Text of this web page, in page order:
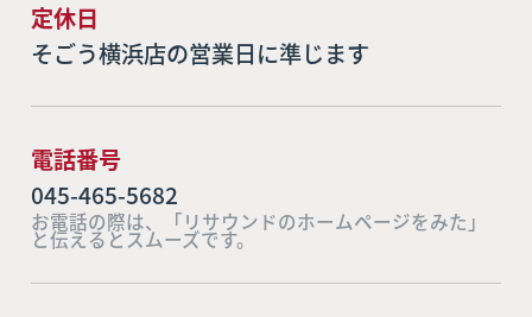
定休日
そごう横浜店の営業日に準じます
電話番号
045-465-5682
お電話の際は、「リサウンドのホームページをみた」
と伝えるとスムーズです。